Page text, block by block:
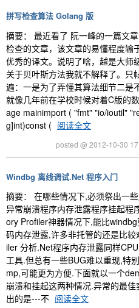
拼写检查算法 Golang 版
摘要： 最近看了 阮一峰的一篇文
检查的文章，该文章的易懂程度输
优秀的译文。说明了啥，越是大师
关于贝叶斯方法我就不解释了。
遍：一是为了弄懂其算法细节二是
就像几年前在学校时候对着C版的
age mainimport ( "fmt" "io/ioutil"
g]int)const ( 阅读全文
posted @ 2012-10-30
Windbg 离线调试.Net 程序入门
摘要： 在哪些情况下,必须祭出一
异常崩溃程序内存泄露程序挂起程
ory Profiler神器情况下,能比
码内存泄露,许多非托管的还是比
iler 分析.Net程序内存泄露同样
工具.但总有一些BUG难以重现,特
mp,可能更为方便.下面就以一个
崩溃和挂起这两种情况.异常的最
出的是---不 阅读全文